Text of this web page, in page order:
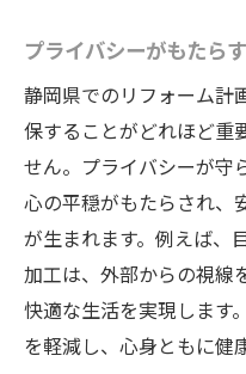
プライバシーがもたら
静岡県でのリフォーム計
保することがどれほど重
せん。プライバシーが守
心の平穏がもたらされ、
が生まれます。例えば、
加工は、外部からの視線
快適な生活を実現します
を軽減し、心身ともに健